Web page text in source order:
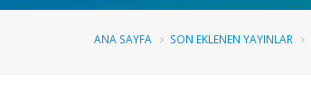
ANA SAYFA SON EKLENEN YAYINLAR